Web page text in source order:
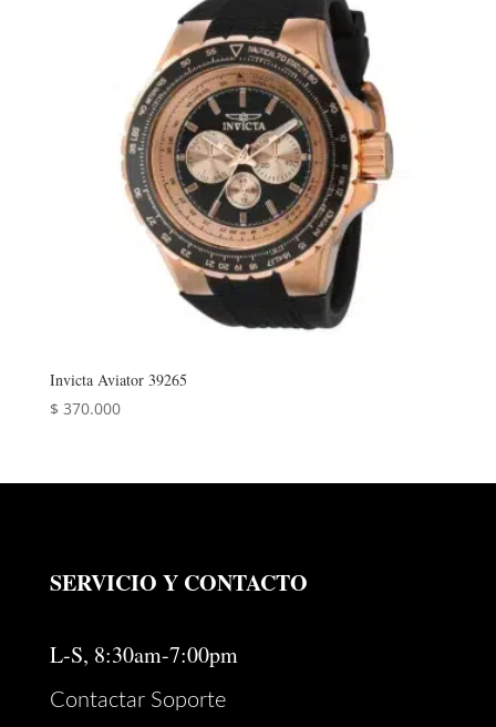
Invicta Aviator 39265
$ 370.000
SERVICIO Y CONTACTO
L-S, 8:30am-7:00pm
Contactar Soporte